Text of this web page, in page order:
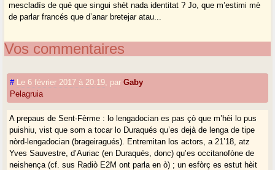
mescladís de qué que singui shèt nada identitat ? Jo, que m’estimi mè
de parlar francés que d’anar bretejar atau...
Vos commentaires
# Le 6 février 2017 à 20:19 parGaby
Pelagruia
A prepaus de Sent-Fèrme : lo lengadocian es pas çò que m’hèi lo pus
puishiu, vist que som a tocar lo Duraqués qu’es dejà de lenga de tipe
nòrd-lengadocian (brageiragués). Entremitan los actors, a 21’18, atz
Yves Sauvestre, d’Auriac (en Duraqués, donc) qu’es occitanofòne de
neishença (cf. sus Radiò E2M ont parla en ò) ; un esfòrç es estut hèit